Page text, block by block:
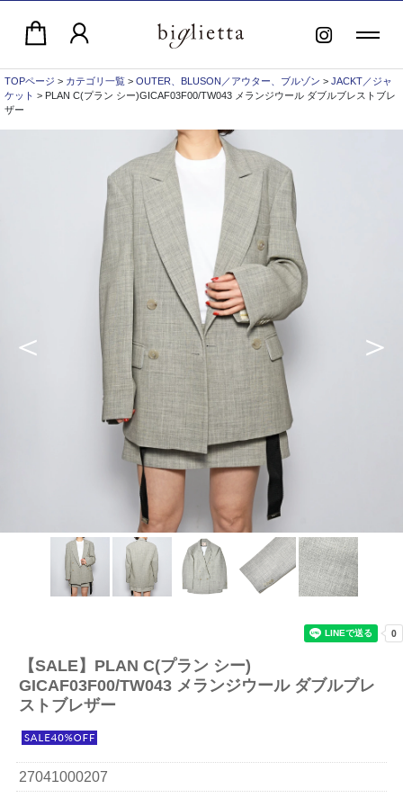
TOPページ > カテゴリ一覧 > OUTER、BLUSON／アウター、ブルゾン > JACKT／ジャ
ケット > PLAN C(プラン シー)GICAF03F00/TW043 メランジウール ダブルブレストブレ
ザー
【SALE】 PLAN C(プラン シー)
GICAF03F00/TW043 メランジウール ダブルブレ
ストブレザー
27041000207